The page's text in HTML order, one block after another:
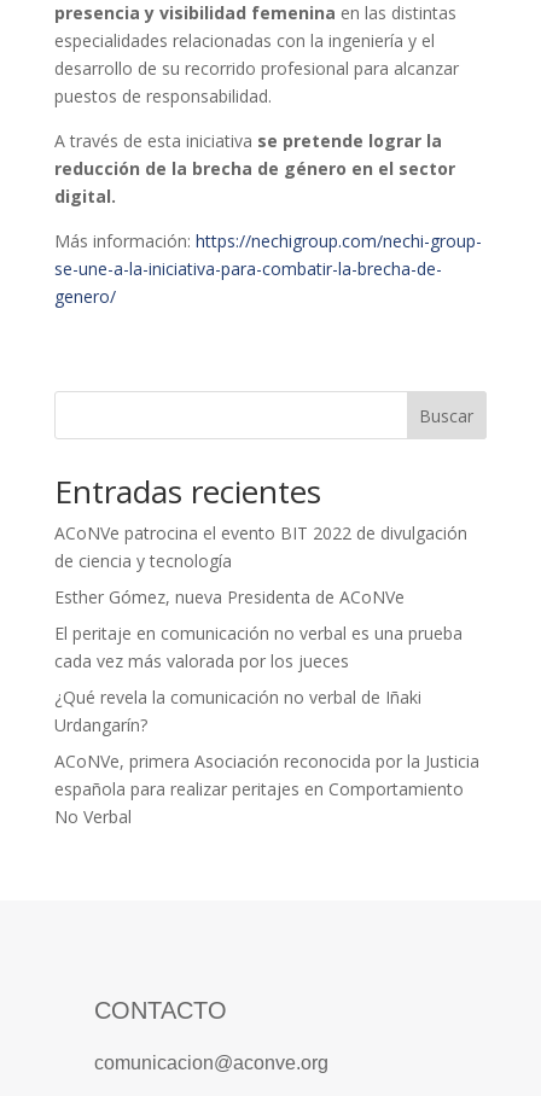
presencia y visibilidad femenina en las distintas
especialidades relacionadas con la ingeniería y el
desarrollo de su recorrido profesional para alcanzar
puestos de responsabilidad.
A través de esta iniciativa se pretende lograr la
reducción de la brecha de género en el sector
digital.
Más información: https://nechigroup.com/nechi-group-
se-une-a-la-iniciativa-para-combatir-la-brecha-de-
genero/
Buscar
Entradas recientes
ACoNVe patrocina el evento BIT 2022 de divulgación
de ciencia y tecnología
Esther Gómez, nueva Presidenta de ACoNVe
El peritaje en comunicación no verbal es una prueba
cada vez más valorada por los jueces
¿Qué revela la comunicación no verbal de Iñaki
Urdangarín?
ACoNVe, primera Asociación reconocida por la Justicia
española para realizar peritajes en Comportamiento
No Verbal
CONTACTO
comunicacion@aconve.org